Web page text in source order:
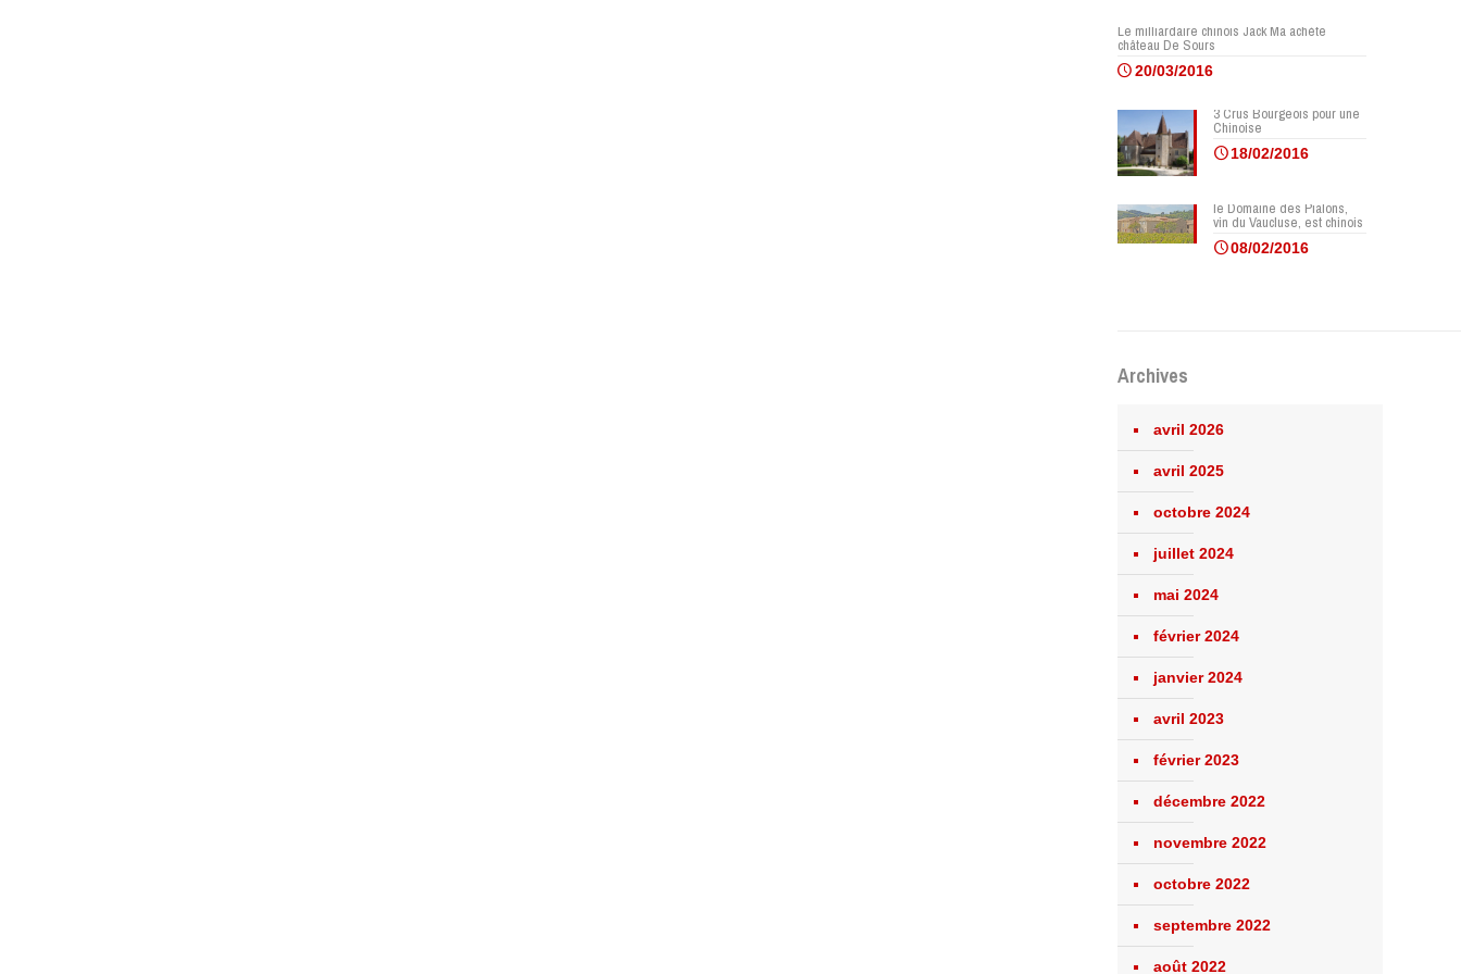
Le milliardaire chinois Jack Ma achète
château De Sours
20/03/2016
3 Crus Bourgeois pour une
Chinoise
18/02/2016
le Domaine des Pialons,
vin du Vaucluse, est chinois
08/02/2016
Archives
avril 2026
avril 2025
octobre 2024
juillet 2024
mai 2024
février 2024
janvier 2024
avril 2023
février 2023
décembre 2022
novembre 2022
octobre 2022
septembre 2022
août 2022